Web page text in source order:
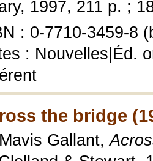
1997, 211 p. ;
: 0-7710-3459-8
: Nouvelles|Éd.
the bridge
Gallant,